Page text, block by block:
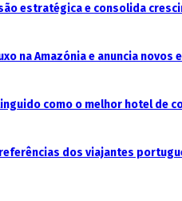
estratégica e consolida
na Amazónia e anuncia
como o melhor hotel de
dos viajantes